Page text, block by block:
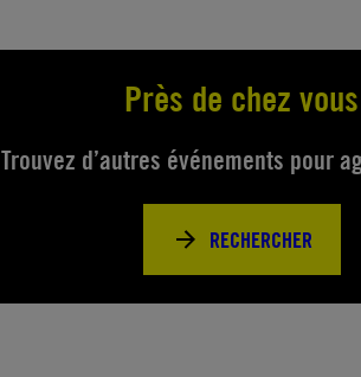
Près de chez vous
Trouvez d’autres événements pour
RECHERCHER